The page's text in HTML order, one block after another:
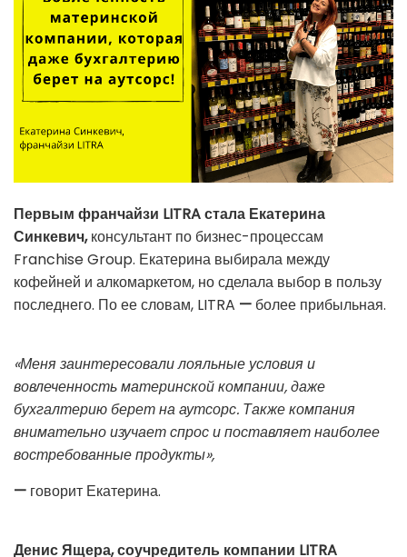
Первым франчайзи LITRA стала Екатерина
Синкевич,консультант по бизнес-процессам
Franchise Group. Екатерина выбирала между
кофейней и алкомаркетом, но сделала выбор в пользу
последнего. По ее словам, LITRA — более прибыльная.
«Меня заинтересовали лояльные условия и
вовлеченность материнской компании, даже
бухгалтерию берет на аутсорс. Также компания
внимательно изучает спрос и поставляет наиболее
востребованные продукты»,
— говорит Екатерина.
Денис Ящера, соучредитель компании LITRA